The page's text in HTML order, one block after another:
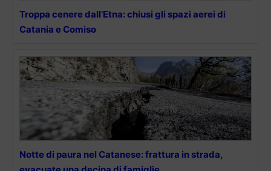
Troppa cenere dall’Etna: chiusi gli spazi aerei di
Catania e Comiso
Notte di paura nel Catanese: frattura in strada,